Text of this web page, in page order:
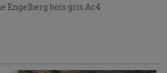
Engelberg bois gris Ac4